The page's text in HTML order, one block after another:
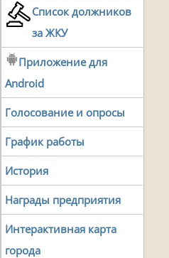
Список должников
за ЖКУ
Приложение для
Android
Голосование и опросы
График работы
История
Награды предприятия
Интерактивная карта
города